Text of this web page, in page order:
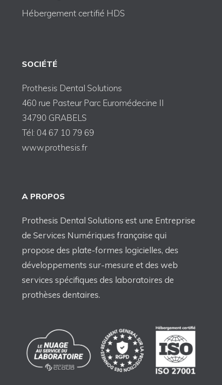
Hébergement certifié HDS
SOCIÉTÉ
Prothesis Dental Solutions
460 rue Pasteur Parc Euromédecine II
34790 GRABELS
Tél: 04 67 10 79 69
www.prothesis.fr
A PROPOS
Prothesis Dental Solutions est une Entreprise
de Services Numériques française qui
propose des plate-formes logicielles, des
développements sur-mesure et des web
services spécifiques des laboratoires de
prothèses dentaires.